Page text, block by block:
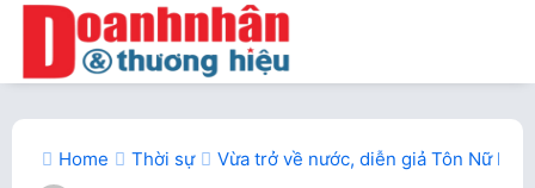
Home Thời sự
Vừa trở về nước, diễn giả Tôn Nữ